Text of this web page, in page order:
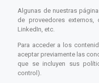
Algunas de nuestras
de proveedores externos,
LinkedIn, etc.
Para acceder a los
aceptar previamente las
que se incluyen sus
control).